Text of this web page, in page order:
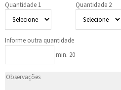
Quantidade 1 Quantidade 2
Informe outra quantidade
min. 20